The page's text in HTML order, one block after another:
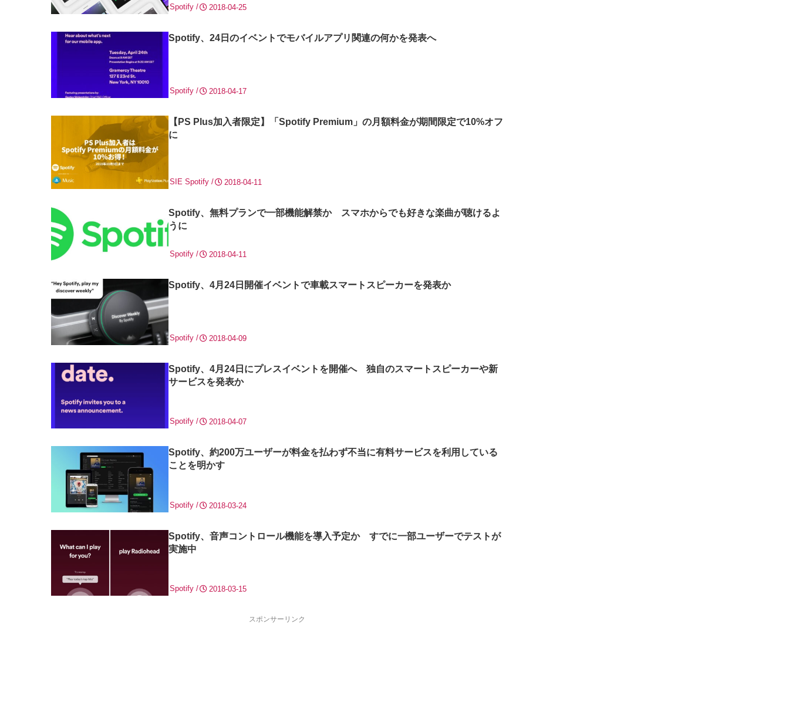
2018-04-25
Spotify
Spotify、24日のイベントでモバイルアプリ関連の何かを発表へ
2018-04-17
Spotify
【PS Plus加入者限定】「Spotify Premium」の月額料金が期間限定で10%オフ
に
2018-04-11
SIE Spotify
Spotify、無料プランで一部機能解禁か スマホからでも好きな楽曲が聴けるよ
うに
2018-04-11
Spotify
Spotify、4月24日開催イベントで車載スマートスピーカーを発表か
2018-04-09
Spotify
Spotify、4月24日にプレスイベントを開催へ 独自のスマートスピーカーや新
サービスを発表か
2018-04-07
Spotify
Spotify、約200万ユーザーが料金を払わず不当に有料サービスを利用している
ことを明かす
2018-03-24
Spotify
Spotify、音声コントロール機能を導入予定か すでに一部ユーザーでテストが
実施中
2018-03-15
Spotify
スポンサーリンク